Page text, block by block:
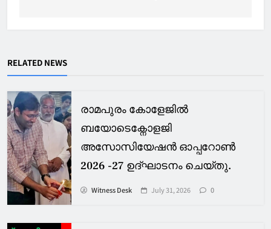
RELATED NEWS
രാമപുരം കോളേജിൽ
ബയോടെക്നോളജി
അസോസിയേഷൻ ഓപ്പറോൺ
2026 -27 ഉദ്ഘാടനം ചെയ്തു.
Witness Desk July 31, 2026 0